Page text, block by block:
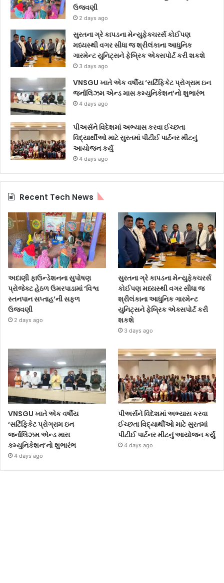
ઉજવણી
2 days ago
સુરતના ગ્રે કાપડના મેન્યુફેક્ચરર્સ કોઈપણ
મધ્યસ્થી વગર સીધા જ શ્રીલંકાના આધુનિક
ગારમેન્ટ યુનિટ્સને ફેબ્રિક એક્સપોર્ટ કરી શકશે
3 days ago
VNSGU ખાતે એક વર્ષીય ‘સર્ટિફિકેટ પ્રોગ્રામ ઇન
જર્નાલિઝમ એન્ડ માસ કમ્યુનિકેશન’નો શુભારંભ
4 days ago
પીઅર્સને વિદેશમાં અભ્યાસ કરવા ઈચ્છતા
વિદ્યાર્થીઓ માટે સુરતમાં પીટીઈ પાર્ટનર મીટનું
આયોજન કર્યું
4 days ago
Recent Tech News
અદાણી ફાઉન્ડેશનના સુપોષણ
પ્રોજેક્ટ હેઠળ ઉમરપાડામાં ‘વિશ્વ
સ્તનપાન સપ્તાહ’ની સફળ
ઉજવણી
2 days ago
સુરતના ગ્રે કાપડના મેન્યુફેક્ચરર્સ
કોઈપણ મધ્યસ્થી વગર સીધા જ
શ્રીલંકાના આધુનિક ગારમેન્ટ
યુનિટ્સને ફેબ્રિક એક્સપોર્ટ કરી
શકશે
3 days ago
VNSGU ખાતે એક વર્ષીય
‘સર્ટિફિકેટ પ્રોગ્રામ ઇન
જર્નાલિઝમ એન્ડ માસ
કમ્યુનિકેશન’નો શુભારંભ
4 days ago
પીઅર્સને વિદેશમાં અભ્યાસ કરવા
ઈચ્છતા વિદ્યાર્થીઓ માટે સુરતમાં
પીટીઈ પાર્ટનર મીટનું આયોજન કર્યું
4 days ago